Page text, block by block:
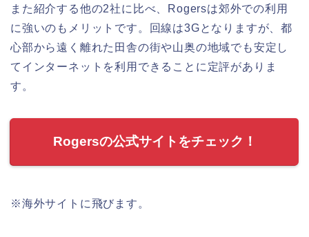
また紹介する他の2社に比べ、Rogersは郊外での利用
に強いのもメリットです。回線は3Gとなりますが、都
心部から遠く離れた田舎の街や山奥の地域でも安定し
てインターネットを利用できることに定評がありま
す。
Rogersの公式サイトをチェック！
※海外サイトに飛びます。